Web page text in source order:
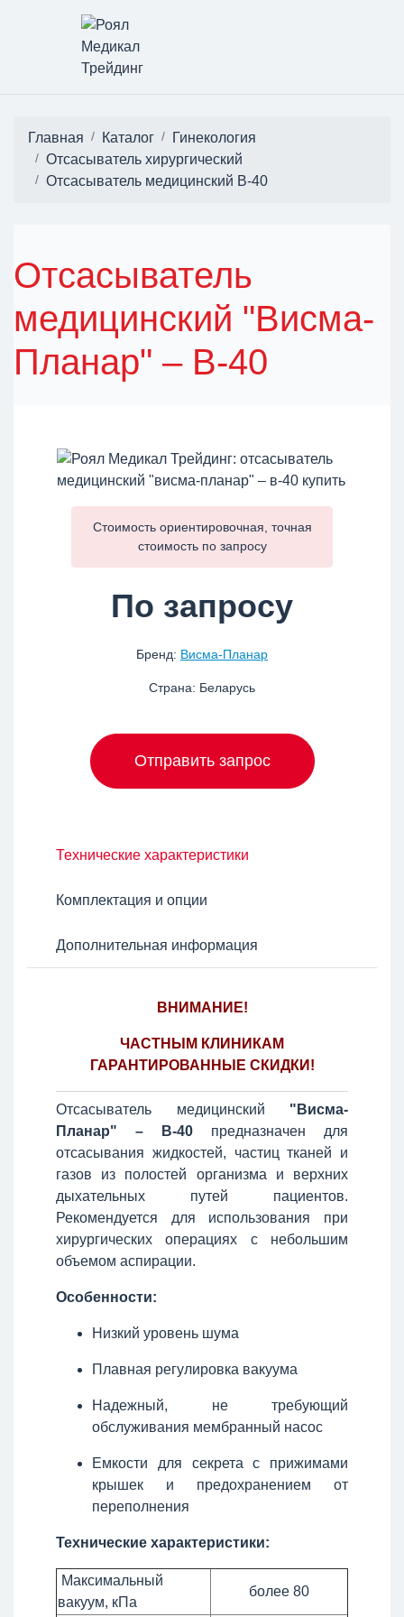
Главная Каталог
Гинекология
Отсасыватель хирургический
Отсасыватель медицинский В-40
Отсасыватель
медицинский "Висма-
Планар" – В-40
Стоимость ориентировочная, точная
стоимость по запросу
По запросу
Бренд: Висма-Планар
Страна: Беларусь
Отправить запрос
Технические характеристики
Комплектация и опции
Дополнительная информация
ВНИМАНИЕ!
ЧАСТНЫМ КЛИНИКАМ
ГАРАНТИРОВАННЫЕ СКИДКИ!
Отсасыватель медицинский "Висма-
Планар" – В-40 предназначен для
отсасывания жидкостей, частиц тканей и
газов из полостей организма и верхних
дыхательных путей пациентов.
Рекомендуется для использования при
хирургических операциях с небольшим
объемом аспирации.
Особенности:
Низкий уровень шума
Плавная регулировка вакуума
Надежный, не требующий
обслуживания мембранный насос
Емкости для секрета с прижимами
крышек и предохранением от
переполнения
Технические характеристики:
Максимальный
вакуум, кПа
более 80